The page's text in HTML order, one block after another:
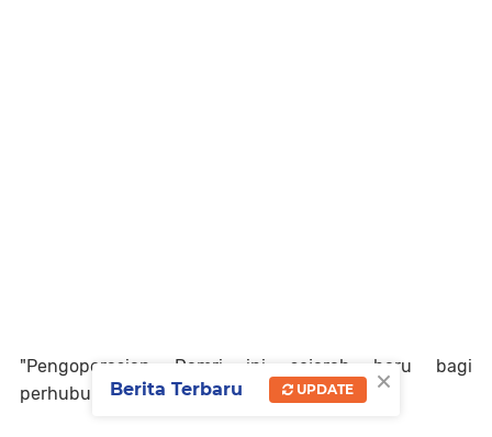
"Pengoperasian Damri ini sejarah baru bagi
perhubungan darat kita,” ujar Yudas.
×
Berita Terbaru UPDATE